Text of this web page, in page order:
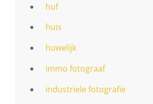
huf
huis
huwelijk
immo fotograaf
industriele fotografie